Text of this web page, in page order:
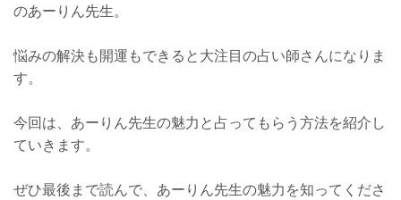
のあーりん先生。
悩みの解決も開運もできると大注目の占い師さんになりま
す。
今回は、あーりん先生の魅力と占ってもらう方法を紹介し
ていきます。
ぜひ最後まで読んで、あーりん先生の魅力を知ってくださ